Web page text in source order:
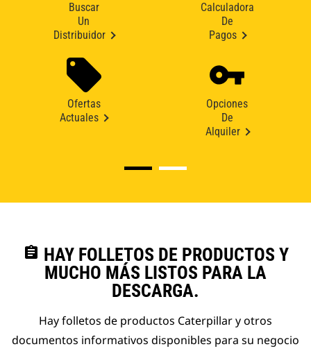
Buscar
Un
Distribuidor
Calculadora
De
Pagos
Ofertas
Actuales
Opciones
De
Alquiler
assignment HAY FOLLETOS DE PRODUCTOS Y
MUCHO MÁS LISTOS PARA LA
DESCARGA.
Hay folletos de productos Caterpillar y otros
documentos informativos disponibles para su negocio